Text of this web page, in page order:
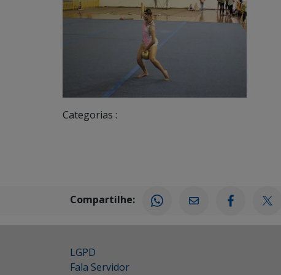
Categorias :
Compartilhe:
LGPD
Fala Servidor